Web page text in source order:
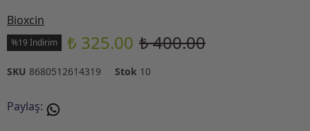
Bioxcin
%19 İndirim ₺ 325.00 ₺ 400.00
SKU 8680512614319 Stok 10
Paylaş: